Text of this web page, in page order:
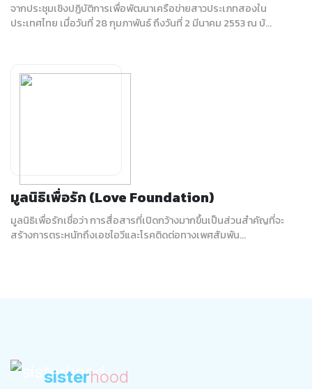
จากประชุมเชิงปฏิบัติการเพื่อพัฒนาเครือข่ายสาวประเภทสองใน
ประเทศไทย เมื่อวันที่ 28 กุมภาพันธ์ ถึงวันที่ 2 มีนาคม 2553 ณ บ้...
มูลนิธิเพื่อรัก (Love Foundation)
มูลนิธิเพื่อรักเชื่อว่า การสื่อสารที่เปิดกว้างมากขึ้นเป็นส่วนสำคัญที่จะ
สร้างการตระหนักถึงเอชไอวีและโรคติดต่อทางเพศสัมพัน...
sisterhood